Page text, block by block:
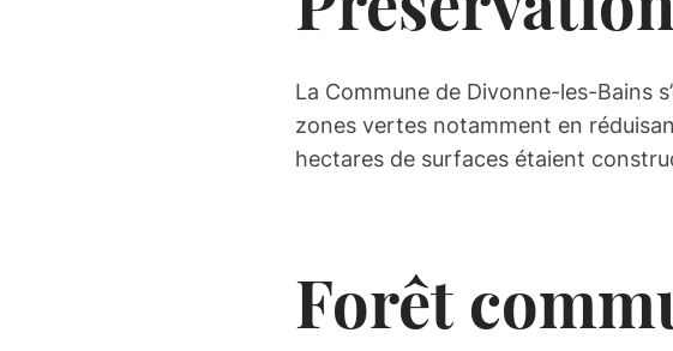
La Commune de Divonne-les-Bains
zones vertes notamment en
hectares de surfaces étaient
Forêt